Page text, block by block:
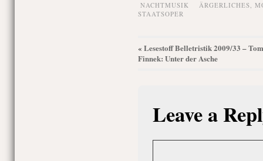
NACHTMUSIK ÄRGERLICHES,
STAATSOPER
« Lesestoff Belletristik 2009/33 – Tom
Finnek: Unter der Asche
Leave a